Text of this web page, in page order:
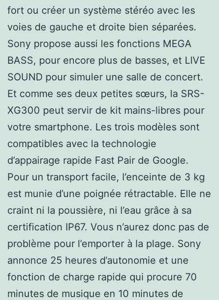
fort ou créer un système stéréo avec les
voies de gauche et droite bien séparées.
Sony propose aussi les fonctions MEGA
BASS, pour encore plus de basses, et LIVE
SOUND pour simuler une salle de concert.
Et comme ses deux petites sœurs, la SRS-
XG300 peut servir de kit mains-libres pour
votre smartphone. Les trois modèles sont
compatibles avec la technologie
d’appairage rapide Fast Pair de Google.
Pour un transport facile, l’enceinte de 3 kg
est munie d’une poignée rétractable. Elle ne
craint ni la poussière, ni l’eau grâce à sa
certification IP67. Vous n’aurez donc pas de
problème pour l’emporter à la plage. Sony
annonce 25 heures d’autonomie et une
fonction de charge rapide qui procure 70
minutes de musique en 10 minutes de